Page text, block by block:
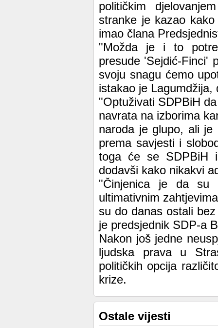
političkim
stranke je kazao
imao člana
"Možda je i to
presude 'Sejdić-Finci'
svoju snagu ćemo
istakao je
"Optuživati SDPBiH
navrata na izborima
naroda je glupo, ali je
prema savjesti i
toga će se SDPBiH
dodavši kako nikakvi
"Činjenica je da
ultimativnim
su do danas ostali
je predsjednik SDP-a
Nakon još jedne
ljudska prava u
političkih opcija
krize.
Ostale vijesti